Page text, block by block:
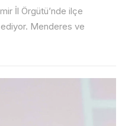
İl Örgütü’nde ilçe
Menderes ve